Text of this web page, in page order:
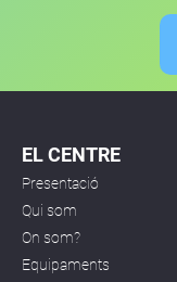
EL CENTRE
Presentació
Qui som
On som?
Equipaments